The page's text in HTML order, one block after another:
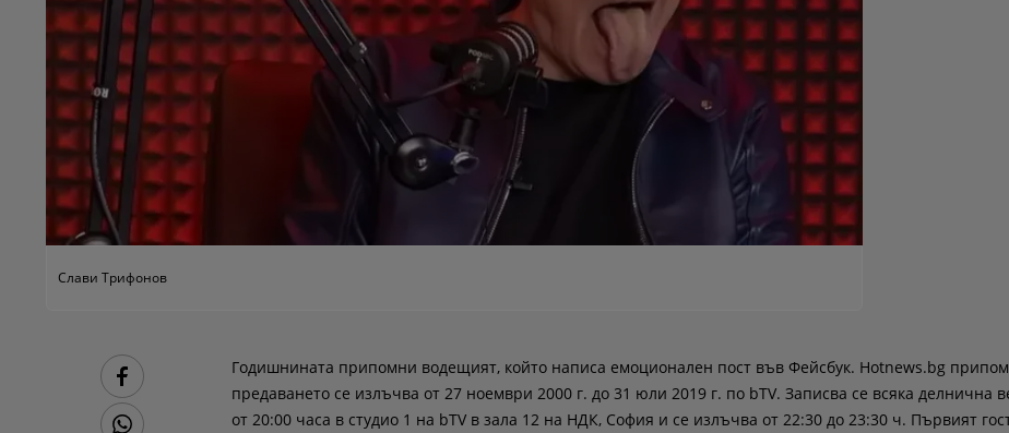
Слави Трифонов
Годишнината припомни водещият, който написа емоционален пост във Фейсбук. Hotnews.bg
предаването се излъчва от 27 ноември 2000 г. до 31 юли 2019 г. по bTV. Записва се всяка делнична
от 20:00 часа в студио 1 на bTV в зала 12 на НДК, София и се излъчва от 22:30 до 23:30 ч. Първият